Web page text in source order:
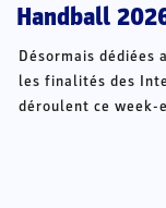
Handball
Désormais dédiées
les finalités des
déroulent ce week-